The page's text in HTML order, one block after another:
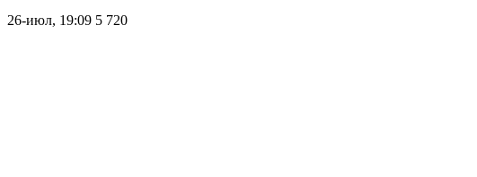
26-июл, 19:09 5 720